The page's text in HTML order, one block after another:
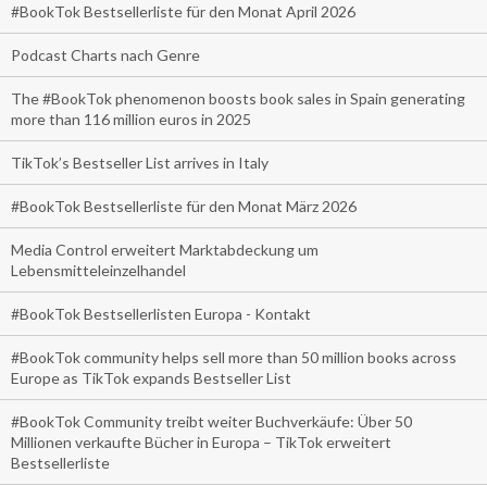
#BookTok Bestsellerliste für den Monat April 2026
Podcast Charts nach Genre
The #BookTok phenomenon boosts book sales in Spain generating
more than 116 million euros in 2025
TikTok’s Bestseller List arrives in Italy
#BookTok Bestsellerliste für den Monat März 2026
Media Control erweitert Marktabdeckung um
Lebensmitteleinzelhandel
#BookTok Bestsellerlisten Europa - Kontakt
#BookTok community helps sell more than 50 million books across
Europe as TikTok expands Bestseller List
#BookTok Community treibt weiter Buchverkäufe: Über 50
Millionen verkaufte Bücher in Europa – TikTok erweitert
Bestsellerliste